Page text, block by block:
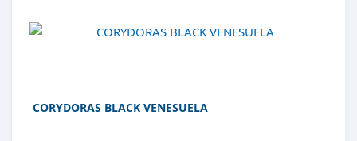
CORYDORAS BLACK VENESUELA